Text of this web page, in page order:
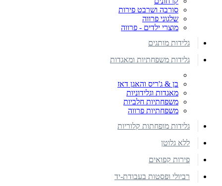
סורבה ושרבט פירות
שלגוני פרווה
מוצרי ילדים - פרווה
גלידות מותגים
גלידות משפחתיות ומאגדות
בן & ג'ריס והאגן דאז
מאגדות וגלידוניות
משפחתיות חלביות
משפחתיות פרווה
גלידות מופחתות קלוריות
ללא גלוטן
פירות קפואים
רביולי ופסטות בעבודת-יד